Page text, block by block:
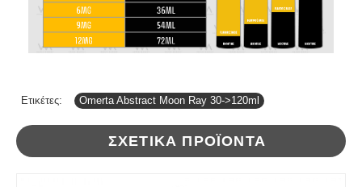
Ετικέτες: Omerta Abstract Moon Ray 30->120ml
ΣΧΕΤΙΚΆ ΠΡΟΪΌΝΤΑ